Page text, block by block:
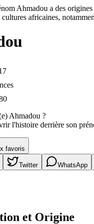
Ahmadou a des origines
cultures africaines,
Ahmadou ?
l'histoire derrière son
favoris
Twitter WhatsApp
et Origine